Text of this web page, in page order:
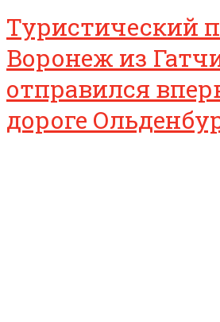
Туристический
Воронеж из
отправился
дороге